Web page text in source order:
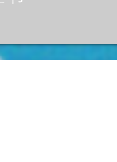
外网访问添加ssl证书